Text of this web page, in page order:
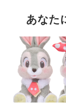
あなた